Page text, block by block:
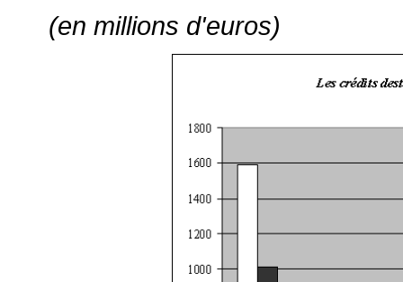
(en millions d'euros)